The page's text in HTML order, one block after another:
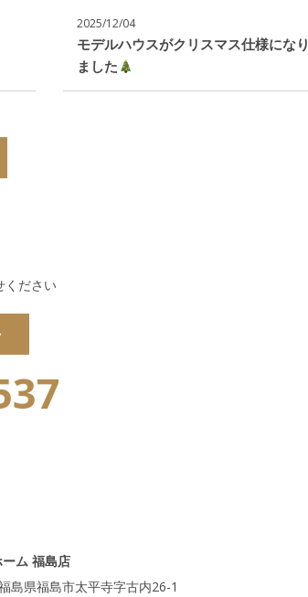
2025/12/04
モデルハウスがクリスマス仕様になり
ました
ください
ム 福島店
島県福島市太平寺字古内26-1